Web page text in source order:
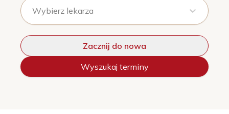
Wybierz lekarza
Zacznij do nowa
Wyszukaj terminy